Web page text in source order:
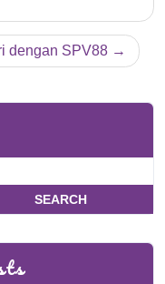
dengan SPV88
SEARCH